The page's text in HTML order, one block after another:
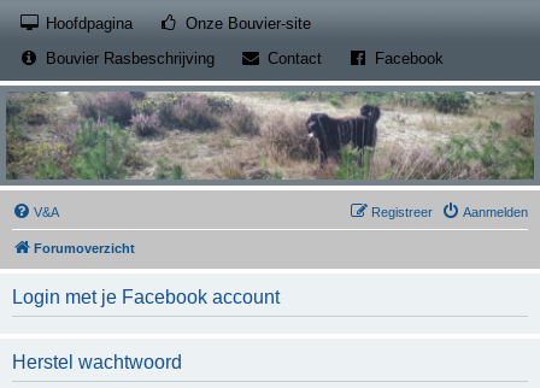
Hoofdpagina Onze Bouvier-site(Opens a new tab)
Bouvier Rasbeschrijving
Contact(Opens a new tab)
Facebook
V&A Aanmelden
Registreer
Forumoverzicht
Login met je Facebook account
Herstel wachtwoord